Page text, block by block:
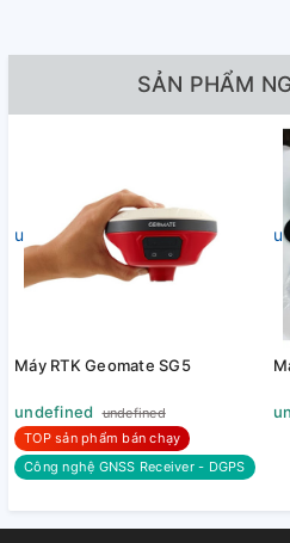
SẢN PHẨM
undefined
Máy RTK Geomate SG5
undefined
undefined
TOP sản phẩm bán chạy
Công nghệ GNSS Receiver - DGPS